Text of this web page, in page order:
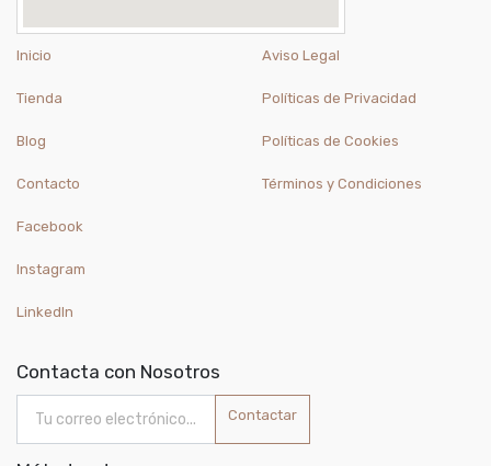
Inicio
Tienda
Blog
Contacto
Aviso Legal
Políticas de Privacidad
Políticas de Cookies
Términos y Condiciones
Facebook
Instagram
LinkedIn
Contacta con Nosotros
Contactar